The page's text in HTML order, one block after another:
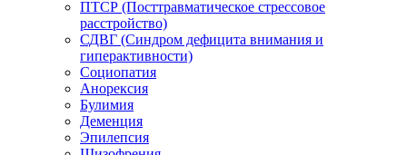
ПТСР (Посттравматическое стрессовое
расстройство)
СДВГ (Синдром дефицита внимания и
гиперактивности)
Социопатия
Анорексия
Булимия
Деменция
Эпилепсия